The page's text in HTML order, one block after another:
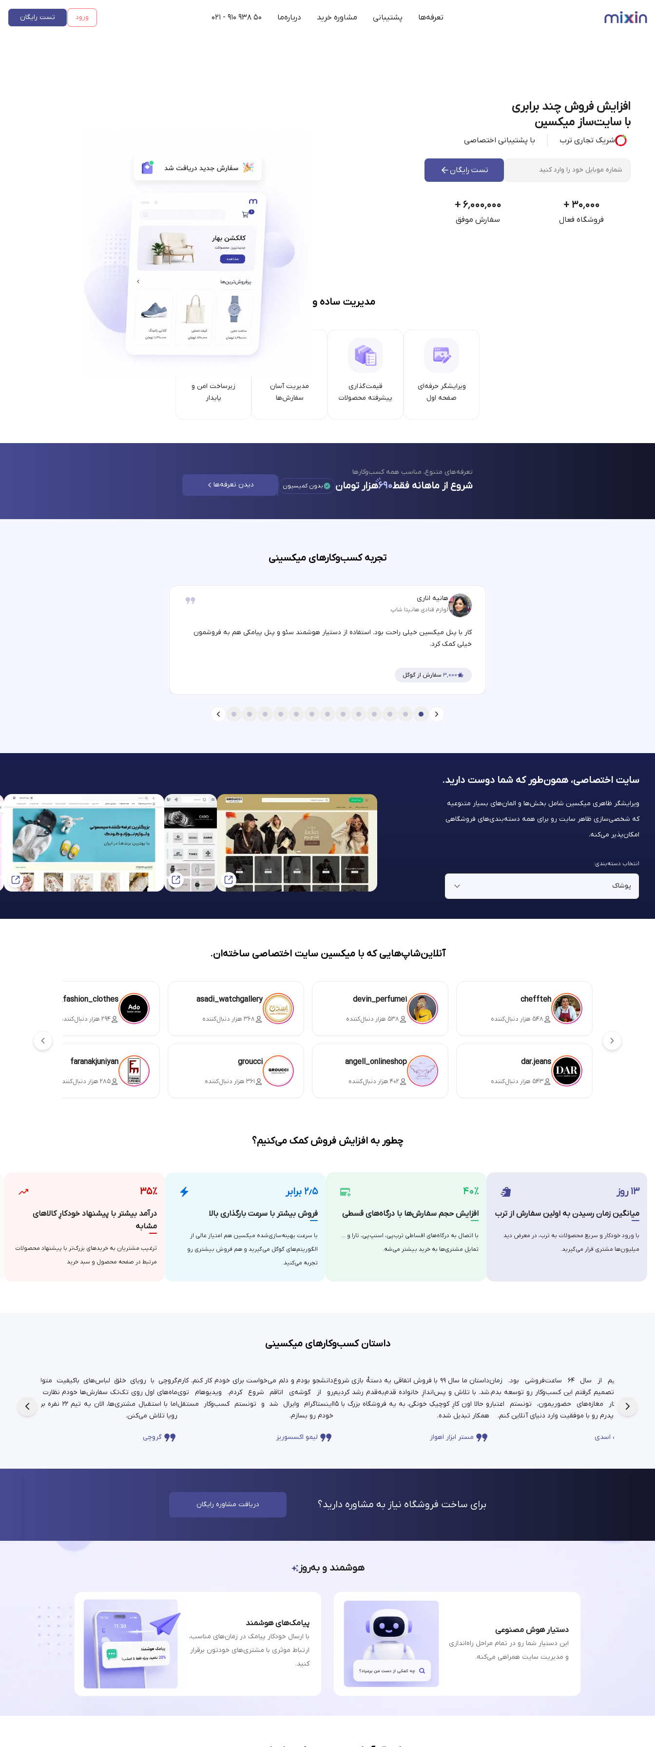
تعرفه‌ها پشتیبانی مشاوره خرید درباره‌ما ۰۲۱ - ۹۱۰ ۹۳۸ ۵۰ ورود تست رایگان
افزایش فروش چند برابری
با سایت‌ساز میکسین
شریک تجاری ترب با پشتیبانی اختصاصی
تست رایگان
۳۰٬۰۰۰ +
فروشگاه فعال
۶٬۰۰۰٬۰۰۰ +
سفارش موفق
مدیریت ساده و حرفه‌ای
ویرایشگر حرفه‌ای
صفحه اول
قیمت‌گذاری
پیشرفته محصولات
مدیریت آسان
سفارش‌ها
زیرساخت امن‌ و
پایدار
تعرفه‌های متنوع، مناسب همه کسب‌وکارها
شروع از ماهانه فقط۶۹۰هزار تومان بدون کمیسیون دیدن تعرفه‌ها
تجربه کسب‌وکارهای میکسینی
هانیه اناری
لوازم قنادی هانیتا شاپ
کار با پنل میکسین خیلی راحت بود. استفاده از دستیار هوشمند سئو و پنل پیامکی هم به فروشمون
خیلی کمک کرد.
۳,۰۰۰ سفارش از گوگل
سایت اختصاصی، همون‌طور که شما دوست دارید.
ویرایشگر ظاهری میکسین شامل بخش‌ها و المان‌های بسیار متنوعیه
که شخصی‌سازی ظاهر سایت رو برای همه دسته‌بندی‌های فروشگاهی
امکان‌پذیر می‌کنه.
انتخاب دسته‌بندی:
آنلاین‌شاپ‌هایی که با میکسین سایت اختصاصی ساخته‌ان.
cheffteh
۵۴۸ هزار دنبال‌کننده
devin_perfume1
۵۳۸ هزار دنبال‌کننده
asadi_watchgallery
۳۶۸ هزار دنبال‌کننده
ado_fashion_clothes
۲۹۴ هزار دنبال‌کننده
dar.jeans
۵۴۳ هزار دنبال‌کننده
angell_onlineshop
۴۰۲ هزار دنبال‌کننده
groucci
۳۶۱ هزار دنبال‌کننده
faranakjuniyan
۲۸۵ هزار دنبال‌کننده
چطور به افزایش فروش کمک می‌کنیم؟
۳۵٪
درآمد بیشتر با پیشنهاد خودکارِ کالاهای
مشابه
ترغیب مشتریان به خریدهای بزرگ‌تر با پیشنهاد محصولات
مرتبط در صفحه محصول و سبد خرید
۲٫۵ برابر
فروش بیشتر با سرعت بارگذاری بالا
با سرعت بهینه‌سازی‌شده میکسین هم امتیاز عالی از
الگوریتم‌های گوگل می‌گیرید و هم فروش بیشتری رو
تجربه می‌کنید.
۴۰٪
افزایش حجم سفارش‌ها با درگاه‌های قسطی
با اتصال به درگاه‌های اقساطی ترب‌پی، اسنپ‌پی، تارا و …
تمایل مشتری‌ها به خرید بیشتر می‌شه.
۱۳ روز
میانگین زمان رسیدن به اولین سفارش از ترب
با ورود خودکار و سریع محصولات به ترب، در معرض دید
میلیون‌ها مشتری قرار می‌گیرید.
داستان کسب‌وکارهای میکسینی
گروچی با رویای خلق لباس‌های باکیفیت متولد شد.
ماه‌های اول روی تک‌تک سفارش‌ها خودم نظارت داشتم،
اما با استقبال مشتری‌ها، الان یه تیم ۲۲ نفره برای این
رویا تلاش می‌کنن.
گروچی
دانشجو بودم و دلم می‌خواست برای خودم کار کنم. کارم
رو از گوشه‌ی اتاقم شروع کردم. ویدیوهام توی
اینستاگرام وایرال شد و تونستم کسب‌وکار مستقل
خودم رو بسازم.
لیمو اکسسوریز
داستان ما سال ۹۹ با فروش اتفاقی یه دسته‌ٔ بازی شروع
شد. با تلاش و پس‌اندازِ خانواده قدم‌به‌قدم رشد کردیم
و حالا اون کارِ کوچیکِ خونگی، به یه فروشگاه بزرگ با ۱۵
همکار تبدیل شده.
مستر ابزار اهواز
شغل پدریم از سال ۶۴ ساعت‌فروشی بود. زمان
دانشجویی تصمیم گرفتم این کسب‌وکار رو توسعه بدم.
حالا در کنار مغازه‌های حضوریمون، تونستم اعتبار
چندساله‌ی پدرم رو با موفقیت وارد دنیای آنلاین کنم.
ساعت اسدی
برای ساخت فروشگاه نیاز به مشاوره دارید؟ دریافت مشاوره رایگان
هوشمند و به‌روز
دستیار هوش مصنوعی
این دستیار شما رو در تمام مراحل راه‌اندازی
و مدیریت سایت همراهی می‌کنه.
پیامک‌های هوشمند
با ارسال خودکار پیامک در زمان‌های مناسب،
ارتباط موثری با مشتری‌های خودتون برقرار
کنید.